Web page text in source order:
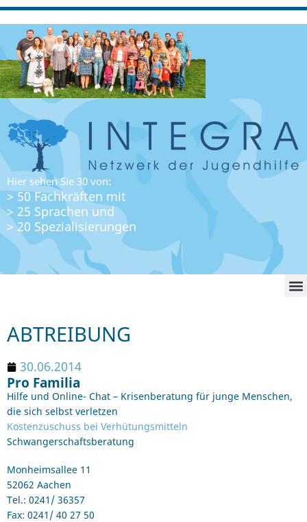
Hier sehen Sie 30 von:
> 50 Fachkräften mit
> 25 Sprachen und
> 20 Spezialisierungen
ABTREIBUNG
30.06.2014
Pro Familia
Hilfe und Online- Chat – Krisenberatung für junge Menschen,
die sich selbst verletzen
Kostenzuschuss bei Verhütungsmitteln
Schwangerschaftsberatung
Monheimsallee 11
52062 Aachen
Tel.: 0241/ 36357
Fax: 0241/ 40 27 50